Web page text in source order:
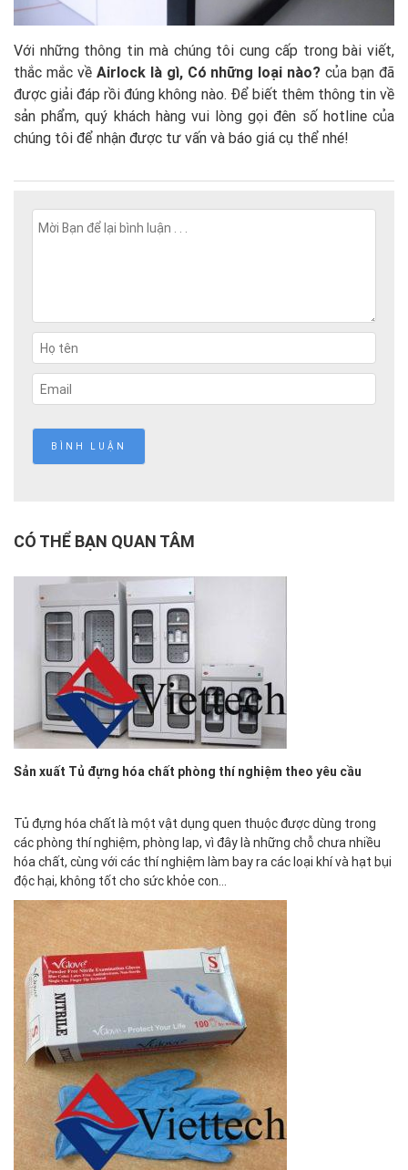
Với những thông tin mà chúng tôi cung cấp trong bài viết,
thắc mắc về Airlock là gì, Có những loại nào?của bạn đã
được giải đáp rồi đúng không nào. Để biết thêm thông tin về
sản phẩm, quý khách hàng vui lòng gọi đên số hotline của
chúng tôi để nhận được tư vấn và báo giá cụ thể nhé!
CÓ THỂ BẠN QUAN TÂM
Sản xuất Tủ đựng hóa chất phòng thí nghiệm theo yêu cầu
Tủ đựng hóa chất là một vật dụng quen thuộc được dùng trong
các phòng thí nghiệm, phòng lap, vì đây là những chỗ chưa nhiều
hóa chất, cùng với các thí nghiệm làm bay ra các loại khí và hạt bụi
độc hại, không tốt cho sức khỏe con…